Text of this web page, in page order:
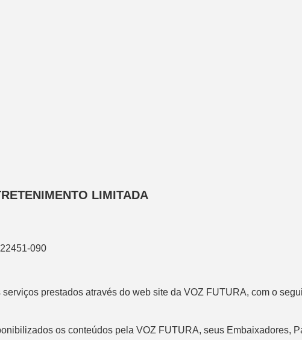
LIMITADA
090
prestados através do web site da VOZ FUTURA, com o
os conteúdos pela VOZ FUTURA, seus Embaixadores,